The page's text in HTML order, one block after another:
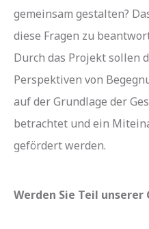
gemeinsam gestalten?
diese Fragen zu
Durch das Projekt sollen
Perspektiven von
auf der Grundlage der
betrachtet und ein
gefördert werden.
Werden Sie Teil unserer